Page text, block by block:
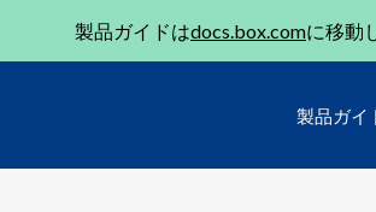
製品ガイドはdocs.box.comに移動
製品ガイ